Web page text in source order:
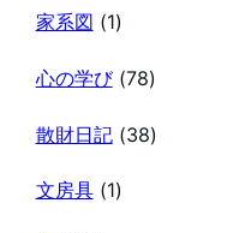
家系図 (1)
心の学び(78)
散財日記(38)
文房具(1)